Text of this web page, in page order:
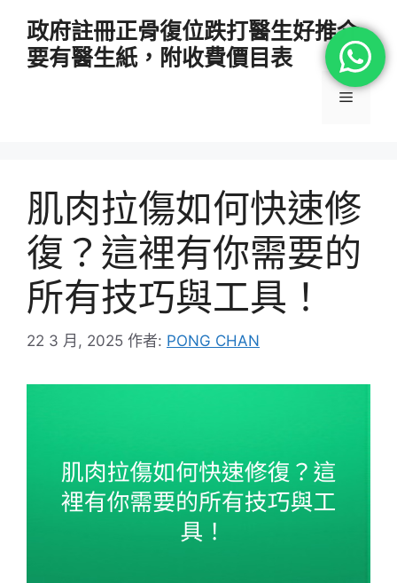
政府註冊正骨復位跌打醫生好推介
要有醫生紙，附收費價目表
選
肌肉拉傷如何快速修
復？這裡有你需要的
所有技巧與工具！
22 3 月, 2025 作者: PONG CHAN